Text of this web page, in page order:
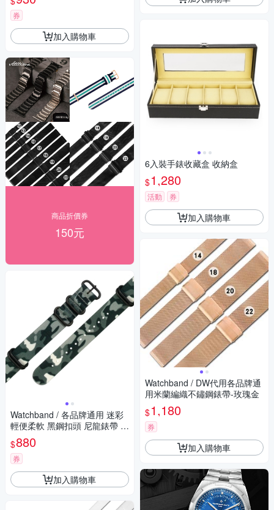
券
加入購物車
商品折價券
150元
Watchband / 各品牌通用 迷彩
輕便柔軟 黑鋼扣頭 尼龍錶帶 灰
綠色
$880
券
加入購物車
6入裝手錶收藏盒 收納盒
$1,280
活動 券
加入購物車
Watchband / DW代用各品牌通
用米蘭編織不鏽鋼錶帶-玫瑰金
$1,180
券
加入購物車